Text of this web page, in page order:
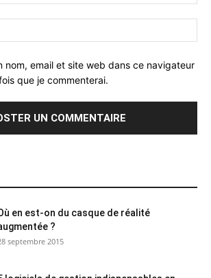
nom, email et site web dans ce navigateur
que je commenterai.
en est-on du casque de réalité
?
septembre 2015